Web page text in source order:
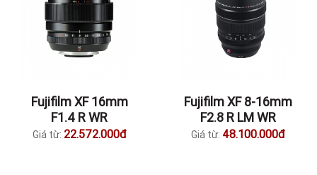
Fujifilm XF 16mm
F1.4 R WR
Giá từ: 22.572.000đ
Fujifilm XF 8-16mm
F2.8 R LM WR
Giá từ: 48.100.000đ